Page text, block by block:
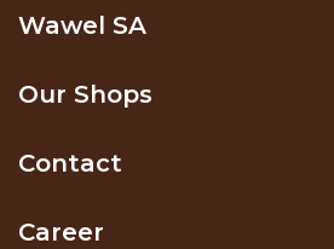
Wawel SA
Our Shops
Contact
Career